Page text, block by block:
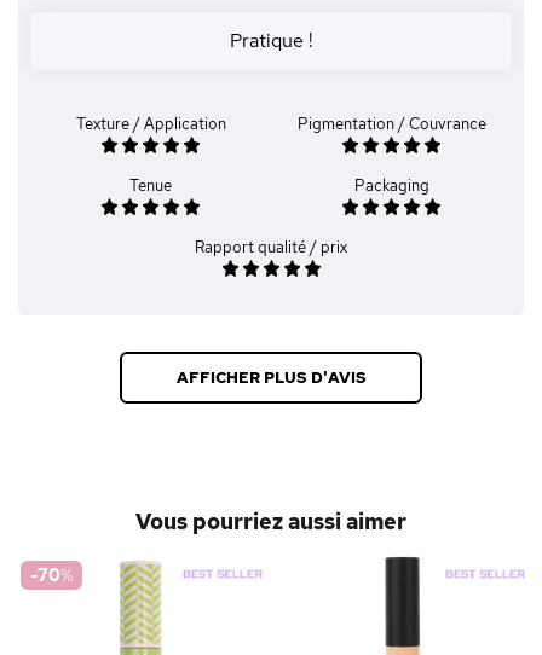
Pratique !
Texture / Application Pigmentation / Couvrance
Tenue Packaging
Rapport qualité / prix
AFFICHER PLUS D'AVIS
Vous pourriez aussi aimer
-70%